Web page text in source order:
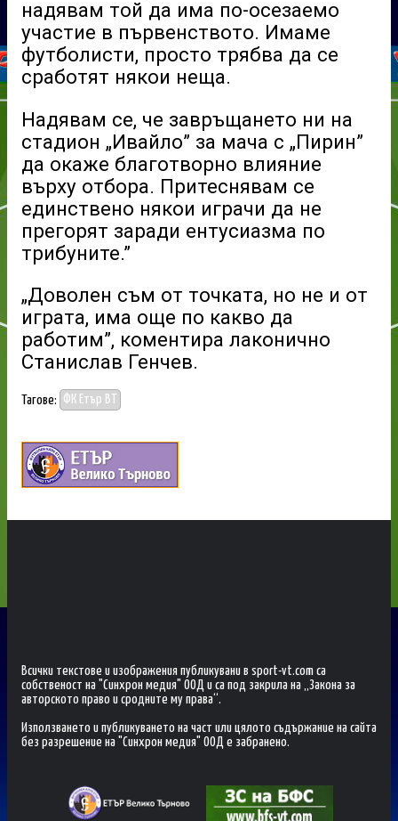
надявам той да има по-осезаемо
участие в първенството. Имаме
футболисти, просто трябва да се
сработят някои неща.
Надявам се, че завръщането ни на
стадион „Ивайло” за мача с „Пирин”
да окаже благотворно влияние
върху отбора. Притеснявам се
единствено някои играчи да не
прегорят заради ентусиазма по
трибуните.”
„Доволен съм от точката, но не и от
играта, има още по какво да
работим”, коментира лаконично
Станислав Генчев.
Тагове: ФК Етър ВТ
Всички текстове и изображения публикувани в sport-vt.com са
собственост на "Синхрон медия" ООД и са под закрила на „Закона за
авторското право и сродните му права“.
Използването и публикуването на част или цялото съдържание на сайта
без разрешение на "Синхрон медия" ООД е забранено.